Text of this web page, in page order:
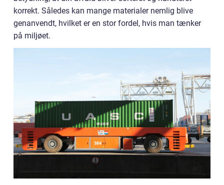
korrekt. Således kan mange materialer nemlig blive
genanvendt, hvilket er en stor fordel, hvis man tænker
på miljøet.